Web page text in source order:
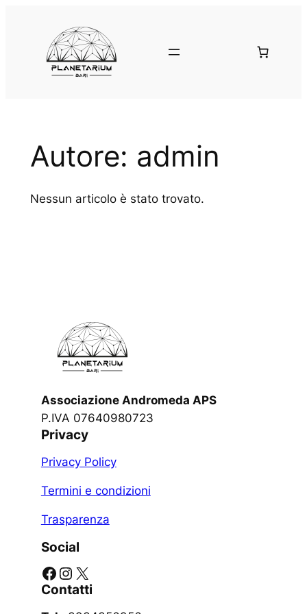
contenuto
Autore: admin
Nessun articolo è stato trovato.
Associazione Andromeda APS
P.IVA 07640980723
Privacy
Privacy Policy
Termini e condizioni
Trasparenza
Social
Facebook Instagram X
Contatti